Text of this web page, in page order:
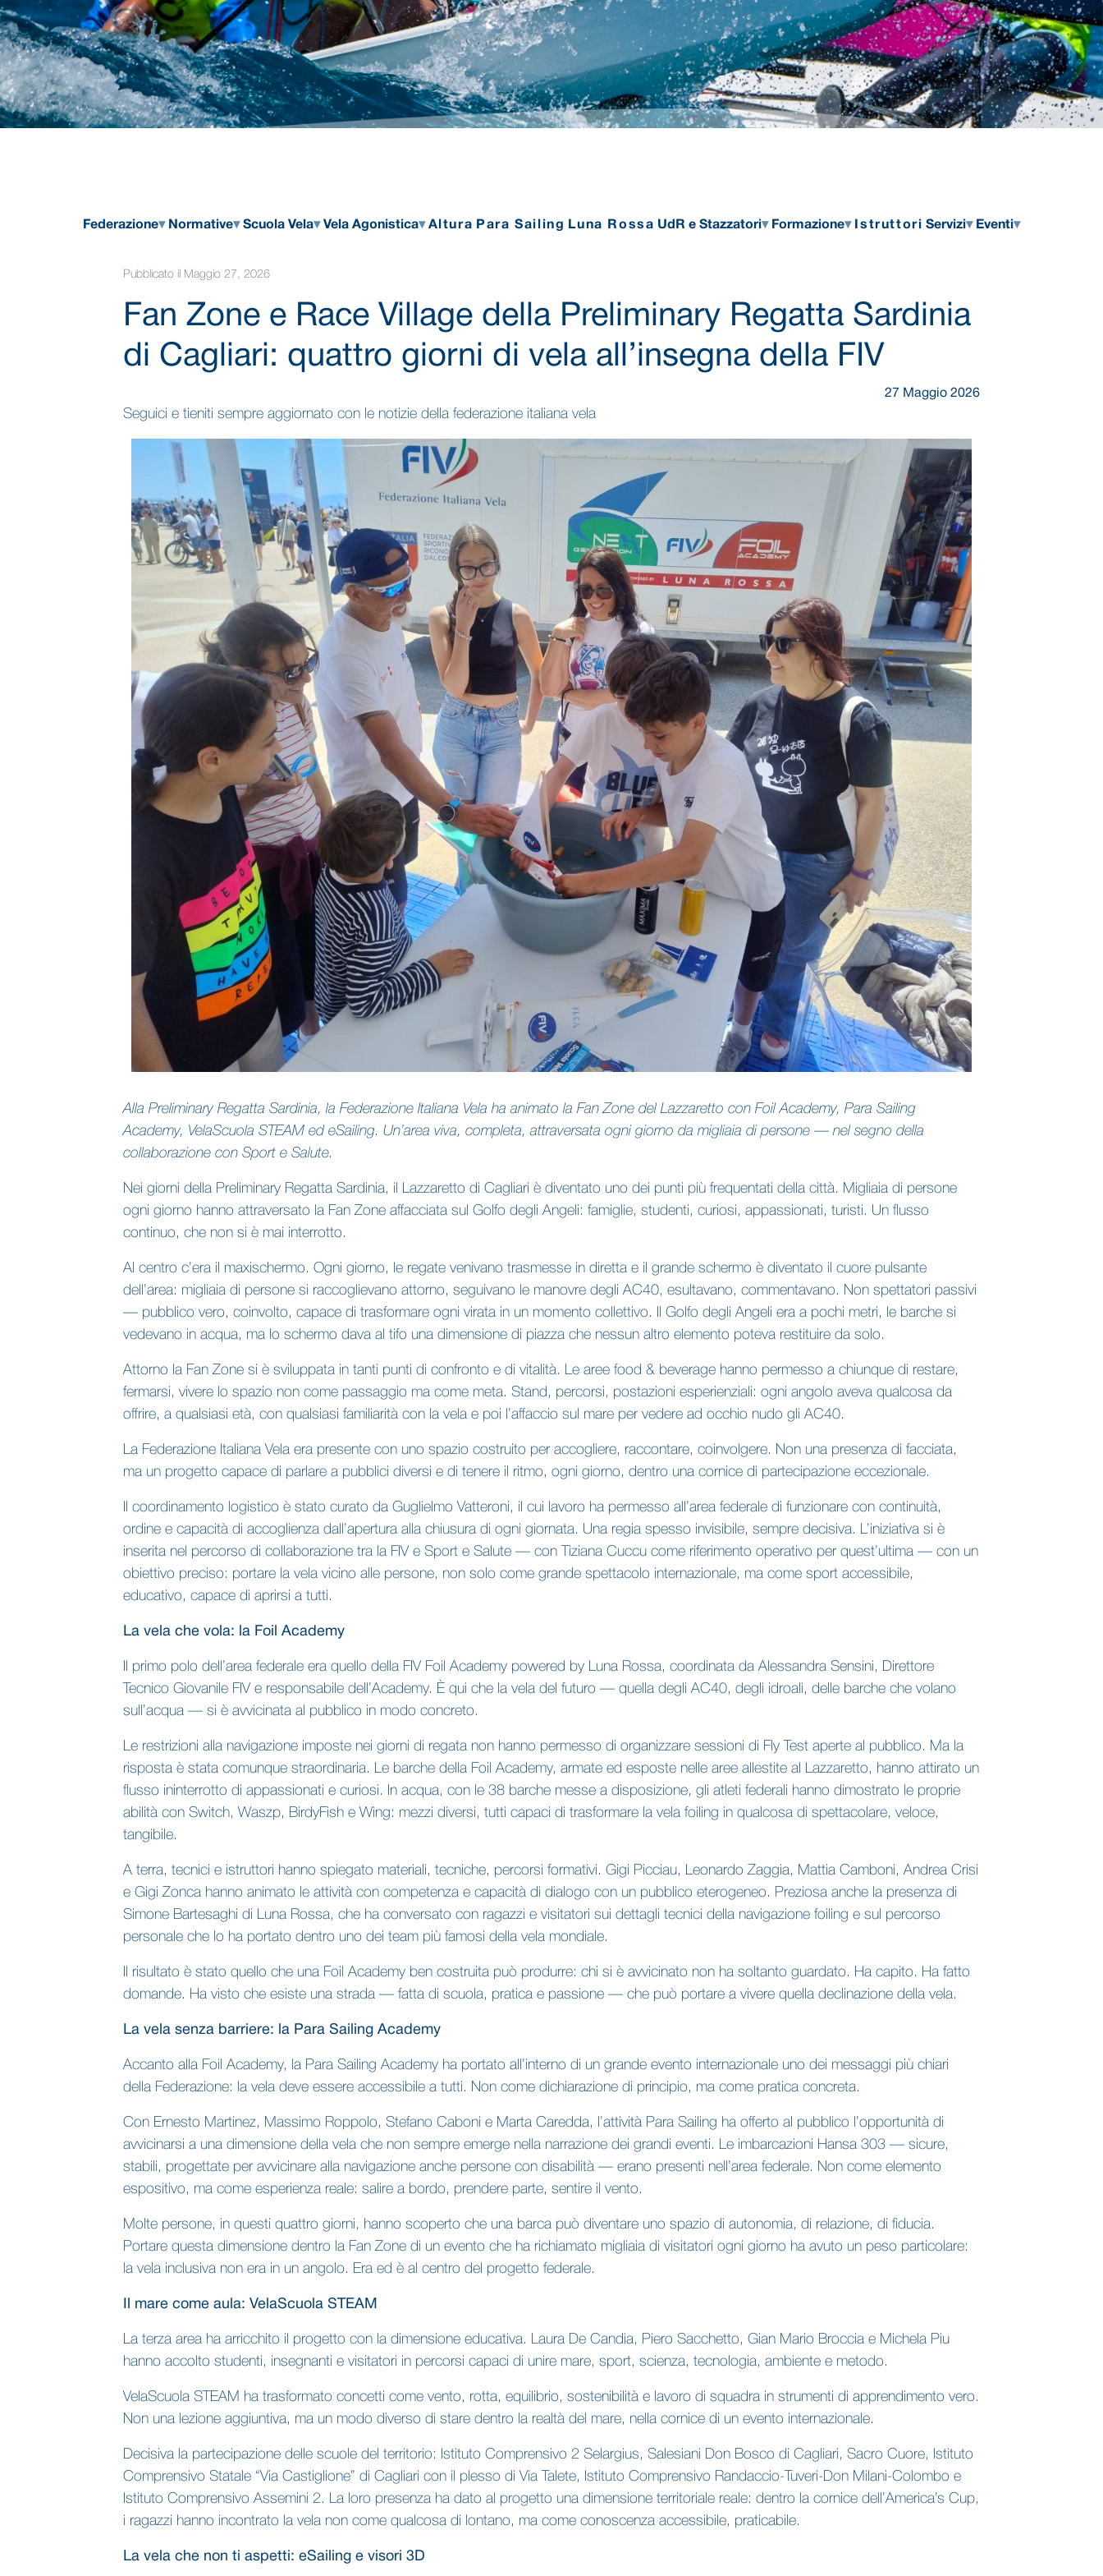
Federazione Normative Scuola Vela Vela Agonistica Altura Para Sailing Luna Rossa UdR e Stazzatori Formazione Istruttori Servizi Eventi
Pubblicato il Maggio 27, 2026
Fan Zone e Race Village della Preliminary Regatta Sardinia
di Cagliari: quattro giorni di vela all’insegna della FIV
27 Maggio 2026
Seguici e tieniti sempre aggiornato con le notizie della federazione italiana vela
Alla Preliminary Regatta Sardinia, la Federazione Italiana Vela ha animato la Fan Zone del Lazzaretto con Foil Academy, Para Sailing
Academy, VelaScuola STEAM ed eSailing. Un’area viva, completa, attraversata ogni giorno da migliaia di persone — nel segno della
collaborazione con Sport e Salute.
Nei giorni della Preliminary Regatta Sardinia, il Lazzaretto di Cagliari è diventato uno dei punti più frequentati della città. Migliaia di persone
ogni giorno hanno attraversato la Fan Zone affacciata sul Golfo degli Angeli: famiglie, studenti, curiosi, appassionati, turisti. Un flusso
continuo, che non si è mai interrotto.
Al centro c’era il maxischermo. Ogni giorno, le regate venivano trasmesse in diretta e il grande schermo è diventato il cuore pulsante
dell’area: migliaia di persone si raccoglievano attorno, seguivano le manovre degli AC40, esultavano, commentavano. Non spettatori passivi
— pubblico vero, coinvolto, capace di trasformare ogni virata in un momento collettivo. Il Golfo degli Angeli era a pochi metri, le barche si
vedevano in acqua, ma lo schermo dava al tifo una dimensione di piazza che nessun altro elemento poteva restituire da solo.
Attorno la Fan Zone si è sviluppata in tanti punti di confronto e di vitalità. Le aree food & beverage hanno permesso a chiunque di restare,
fermarsi, vivere lo spazio non come passaggio ma come meta. Stand, percorsi, postazioni esperienziali: ogni angolo aveva qualcosa da
offrire, a qualsiasi età, con qualsiasi familiarità con la vela e poi l’affaccio sul mare per vedere ad occhio nudo gli AC40.
La Federazione Italiana Vela era presente con uno spazio costruito per accogliere, raccontare, coinvolgere. Non una presenza di facciata,
ma un progetto capace di parlare a pubblici diversi e di tenere il ritmo, ogni giorno, dentro una cornice di partecipazione eccezionale.
Il coordinamento logistico è stato curato da Guglielmo Vatteroni, il cui lavoro ha permesso all’area federale di funzionare con continuità,
ordine e capacità di accoglienza dall’apertura alla chiusura di ogni giornata. Una regia spesso invisibile, sempre decisiva. L’iniziativa si è
inserita nel percorso di collaborazione tra la FIV e Sport e Salute — con Tiziana Cuccu come riferimento operativo per quest’ultima — con un
obiettivo preciso: portare la vela vicino alle persone, non solo come grande spettacolo internazionale, ma come sport accessibile,
educativo, capace di aprirsi a tutti.
La vela che vola: la Foil Academy
Il primo polo dell’area federale era quello della FIV Foil Academy powered by Luna Rossa, coordinata da Alessandra Sensini, Direttore
Tecnico Giovanile FIV e responsabile dell’Academy. È qui che la vela del futuro — quella degli AC40, degli idroali, delle barche che volano
sull’acqua — si è avvicinata al pubblico in modo concreto.
Le restrizioni alla navigazione imposte nei giorni di regata non hanno permesso di organizzare sessioni di Fly Test aperte al pubblico. Ma la
risposta è stata comunque straordinaria. Le barche della Foil Academy, armate ed esposte nelle aree allestite al Lazzaretto, hanno attirato un
flusso ininterrotto di appassionati e curiosi. In acqua, con le 38 barche messe a disposizione, gli atleti federali hanno dimostrato le proprie
abilità con Switch, Waszp, BirdyFish e Wing: mezzi diversi, tutti capaci di trasformare la vela foiling in qualcosa di spettacolare, veloce,
tangibile.
A terra, tecnici e istruttori hanno spiegato materiali, tecniche, percorsi formativi. Gigi Picciau, Leonardo Zaggia, Mattia Camboni, Andrea Crisi
e Gigi Zonca hanno animato le attività con competenza e capacità di dialogo con un pubblico eterogeneo. Preziosa anche la presenza di
Simone Bartesaghi di Luna Rossa, che ha conversato con ragazzi e visitatori sui dettagli tecnici della navigazione foiling e sul percorso
personale che lo ha portato dentro uno dei team più famosi della vela mondiale.
Il risultato è stato quello che una Foil Academy ben costruita può produrre: chi si è avvicinato non ha soltanto guardato. Ha capito. Ha fatto
domande. Ha visto che esiste una strada — fatta di scuola, pratica e passione — che può portare a vivere quella declinazione della vela.
La vela senza barriere: la Para Sailing Academy
Accanto alla Foil Academy, la Para Sailing Academy ha portato all’interno di un grande evento internazionale uno dei messaggi più chiari
della Federazione: la vela deve essere accessibile a tutti. Non come dichiarazione di principio, ma come pratica concreta.
Con Ernesto Martinez, Massimo Roppolo, Stefano Caboni e Marta Caredda, l’attività Para Sailing ha offerto al pubblico l’opportunità di
avvicinarsi a una dimensione della vela che non sempre emerge nella narrazione dei grandi eventi. Le imbarcazioni Hansa 303 — sicure,
stabili, progettate per avvicinare alla navigazione anche persone con disabilità — erano presenti nell’area federale. Non come elemento
espositivo, ma come esperienza reale: salire a bordo, prendere parte, sentire il vento.
Molte persone, in questi quattro giorni, hanno scoperto che una barca può diventare uno spazio di autonomia, di relazione, di fiducia.
Portare questa dimensione dentro la Fan Zone di un evento che ha richiamato migliaia di visitatori ogni giorno ha avuto un peso particolare:
la vela inclusiva non era in un angolo. Era ed è al centro del progetto federale.
Il mare come aula: VelaScuola STEAM
La terza area ha arricchito il progetto con la dimensione educativa. Laura De Candia, Piero Sacchetto, Gian Mario Broccia e Michela Piu
hanno accolto studenti, insegnanti e visitatori in percorsi capaci di unire mare, sport, scienza, tecnologia, ambiente e metodo.
VelaScuola STEAM ha trasformato concetti come vento, rotta, equilibrio, sostenibilità e lavoro di squadra in strumenti di apprendimento vero.
Non una lezione aggiuntiva, ma un modo diverso di stare dentro la realtà del mare, nella cornice di un evento internazionale.
Decisiva la partecipazione delle scuole del territorio: Istituto Comprensivo 2 Selargius, Salesiani Don Bosco di Cagliari, Sacro Cuore, Istituto
Comprensivo Statale “Via Castiglione” di Cagliari con il plesso di Via Talete, Istituto Comprensivo Randaccio-Tuveri-Don Milani-Colombo e
Istituto Comprensivo Assemini 2. La loro presenza ha dato al progetto una dimensione territoriale reale: dentro la cornice dell’America’s Cup,
i ragazzi hanno incontrato la vela non come qualcosa di lontano, ma come conoscenza accessibile, praticabile.
La vela che non ti aspetti: eSailing e visori 3D